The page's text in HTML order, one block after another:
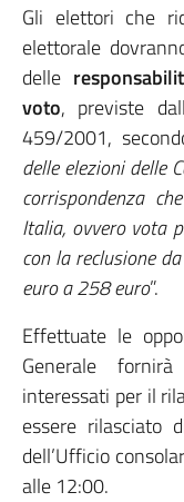
Gli elettori che
elettorale
delle
voto, previste
459/2001,
delle elezioni delle
corrispondenza
Italia, ovvero vota
con la reclusione
euro a 258 euro”.
Effettuate le
Generale
interessati per il
essere rilasciato
dell’Ufficio
alle 12:00.